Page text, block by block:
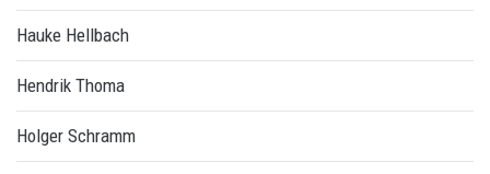
Hauke Hellbach
Hendrik Thoma
Holger Schramm